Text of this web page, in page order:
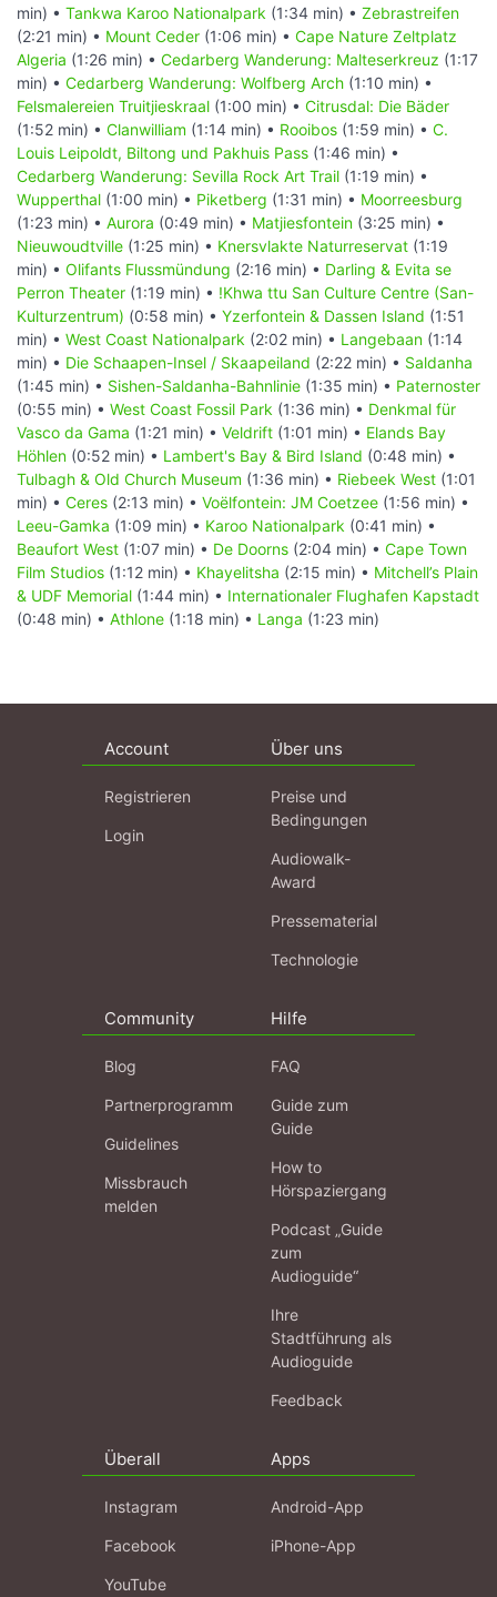
min) • Tankwa Karoo Nationalpark (1:34 min) • Zebrastreifen
(2:21 min) • Mount Ceder (1:06 min) • Cape Nature Zeltplatz
Algeria (1:26 min) • Cedarberg Wanderung: Malteserkreuz (1:17
min) • Cedarberg Wanderung: Wolfberg Arch (1:10 min) •
Felsmalereien Truitjieskraal (1:00 min) • Citrusdal: Die Bäder
(1:52 min) • Clanwilliam (1:14 min) • Rooibos (1:59 min) • C.
Louis Leipoldt, Biltong und Pakhuis Pass (1:46 min) •
Cedarberg Wanderung: Sevilla Rock Art Trail (1:19 min) •
Wupperthal (1:00 min) • Piketberg (1:31 min) • Moorreesburg
(1:23 min) • Aurora (0:49 min) • Matjiesfontein (3:25 min) •
Nieuwoudtville (1:25 min) • Knersvlakte Naturreservat (1:19
min) • Olifants Flussmündung (2:16 min) • Darling & Evita se
Perron Theater (1:19 min) • !Khwa ttu San Culture Centre (San-
Kulturzentrum) (0:58 min) • Yzerfontein & Dassen Island (1:51
min) • West Coast Nationalpark (2:02 min) • Langebaan (1:14
min) • Die Schaapen-Insel / Skaapeiland (2:22 min) • Saldanha
(1:45 min) • Sishen-Saldanha-Bahnlinie (1:35 min) • Paternoster
(0:55 min) • West Coast Fossil Park (1:36 min) • Denkmal für
Vasco da Gama (1:21 min) • Veldrift (1:01 min) • Elands Bay
Höhlen (0:52 min) • Lambert's Bay & Bird Island (0:48 min) •
Tulbagh & Old Church Museum (1:36 min) • Riebeek West (1:01
min) • Ceres (2:13 min) • Voëlfontein: JM Coetzee (1:56 min) •
Leeu-Gamka (1:09 min) • Karoo Nationalpark (0:41 min) •
Beaufort West (1:07 min) • De Doorns (2:04 min) • Cape Town
Film Studios (1:12 min) • Khayelitsha (2:15 min) • Mitchell’s Plain
& UDF Memorial (1:44 min) • Internationaler Flughafen Kapstadt
(0:48 min) • Athlone (1:18 min) • Langa (1:23 min)
Account
Registrieren
Login
Über uns
Preise und
Bedingungen
Audiowalk-
Award
Pressematerial
Technologie
Community
Blog
Partnerprogramm
Guidelines
Missbrauch
melden
Hilfe
FAQ
Guide zum
Guide
How to
Hörspaziergang
Podcast „Guide
zum
Audioguide“
Ihre
Stadtführung als
Audioguide
Feedback
Überall
Instagram
Facebook
YouTube
Apps
Android-App
iPhone-App